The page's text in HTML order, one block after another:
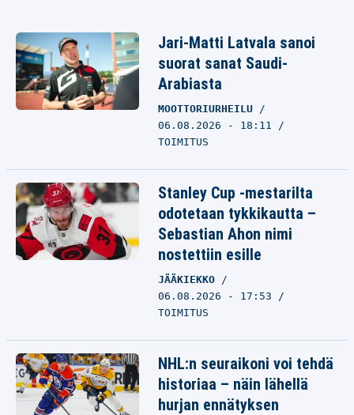
Jari-Matti Latvala sanoi
suorat sanat Saudi-
Arabiasta
MOOTTORIURHEILU
06.08.2026 - 18:11
TOIMITUS
Stanley Cup -mestarilta
odotetaan tykkikautta –
Sebastian Ahon nimi
nostettiin esille
JÄÄKIEKKO
06.08.2026 - 17:53
TOIMITUS
NHL:n seuraikoni voi tehdä
historiaa – näin lähellä
hurjan ennätyksen